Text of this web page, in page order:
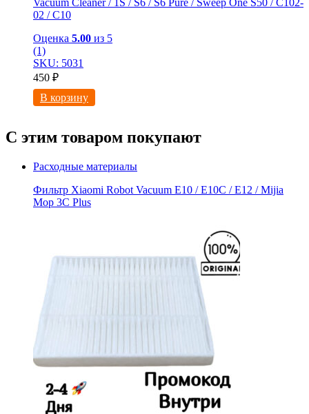
Vacuum Cleaner / 1S / S6 / S6 Pure / Sweep One S50 / C102-
02 / С10
Оценка 5.00 из 5
(1)
SKU: 5031
450 ₽
В корзину
С этим товаром покупают
Расходные материалы
Фильтр Xiaomi Robot Vacuum E10 / E10C / E12 / Mijia
Mop 3С Рlus